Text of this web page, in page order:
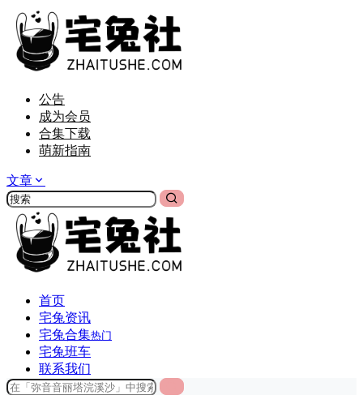
公告
成为会员
合集下载
萌新指南
文章
首页
宅兔资讯
宅兔合集热门
宅兔班车
联系我们